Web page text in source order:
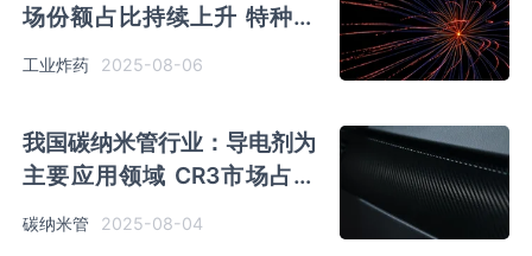
场份额占比持续上升 特种能
源、易普力产量优势突出
工业炸药 2025-08-06
我国碳纳米管行业：导电剂为
主要应用领域 CR3市场占比
达到80%
碳纳米管 2025-08-04